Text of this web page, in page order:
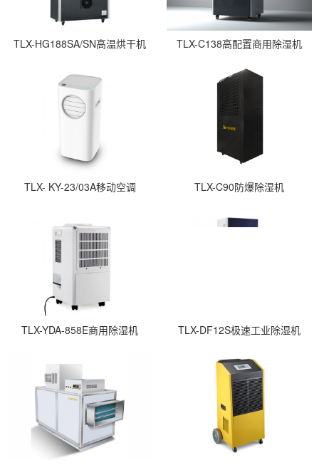
TLX-HG188SA/SN高温烘干机 TLX-C138高配置商用除湿机
TLX- KY-23/03A移动空调 TLX-C90防爆除湿机
TLX-YDA-858E商用除湿机 TLX-DF12S极速工业除湿机